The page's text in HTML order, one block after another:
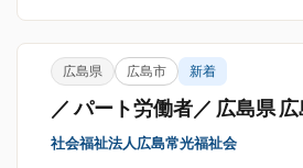
広島県 広島市 新着
／ パート労働者／ 広島県
社会福祉法人広島常光福祉会